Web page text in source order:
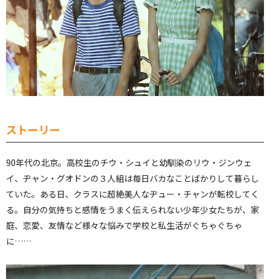
ストーリー
90年代の北京。高校生のチウ・シュイと幼馴染のリウ・ジンウェ
イ、ヂャン・グオドンの３人組は毎日バカなことばかりして暮らし
ていた。ある日、クラスに超絶美人なヂュー・チャンが転校してく
る。自分の気持ちと感情をうまく伝えられない少年少女たちが、家
庭、恋愛、友情など様々な悩みで学校と私生活がぐちゃぐちゃ
に……